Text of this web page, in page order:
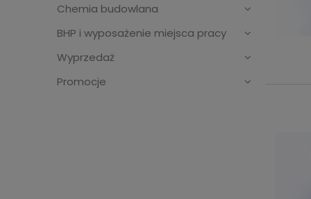
Chemia budowlana
BHP i wyposażenie miejsca pracy
Wyprzedaż
Promocje